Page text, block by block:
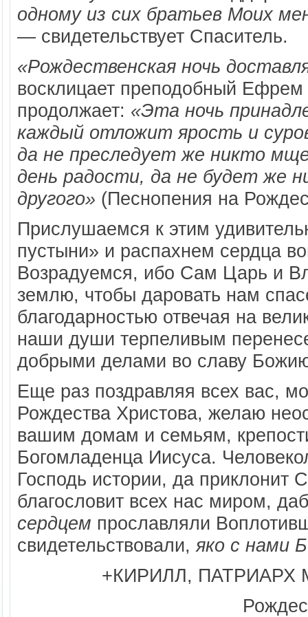
одному из сих братьев Моих
— свидетельствует Спаситель.
«Рождественская ночь
восклицает преподобный
продолжает: «Эта ночь
каждый отложит ярость и
да не преследует же никто
день радости, да не будет же
другого» (Песнопения на
Прислушаемся к этим
пустыни» и распахнем сердца
Возрадуемся, ибо Сам Царь и
землю, чтобы даровать нам
благодарностью отвечая на
наши души терпеливым
добрыми делами во славу
Еще раз поздравляя всех вас,
Рождества Христова, желаю
вашим домам и семьям,
Богомладенца Иисуса.
Господь истории, да
благословит всех нас миром,
сердцем прославляли
свидетельствовали, яко с нами
+КИРИЛЛ,